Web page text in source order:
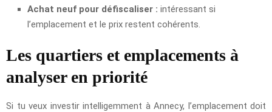
Achat neuf pour défiscaliser : intéressant si
l’emplacement et le prix restent cohérents.
Les quartiers et emplacements à
analyser en priorité
Si tu veux investir intelligemment à Annecy, l’emplacement doit